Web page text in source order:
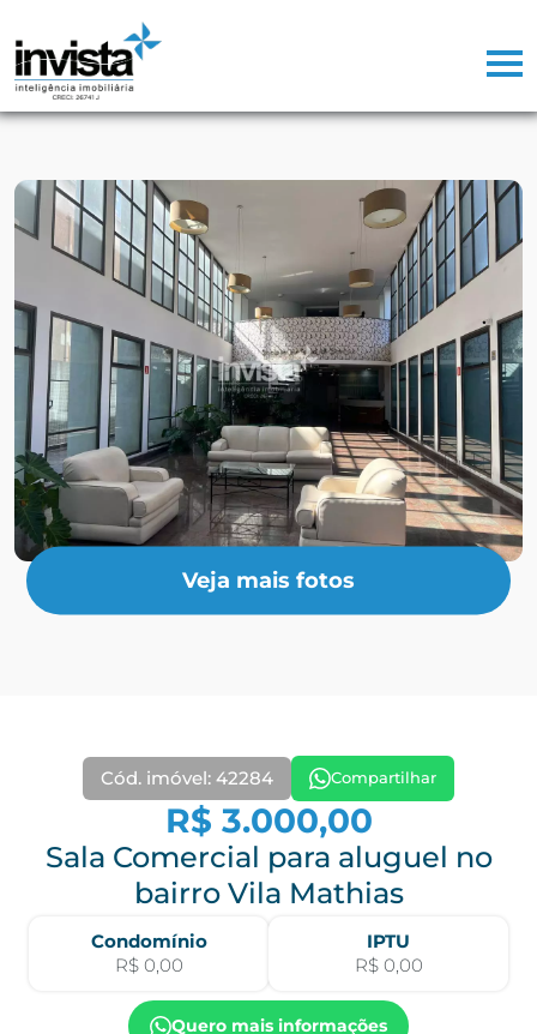
Veja mais fotos
Cód. imóvel: 42284 Compartilhar
R$ 3.000,00
Sala Comercial para aluguel no
bairro Vila Mathias
Condomínio
R$ 0,00
IPTU
R$ 0,00
Quero mais informações